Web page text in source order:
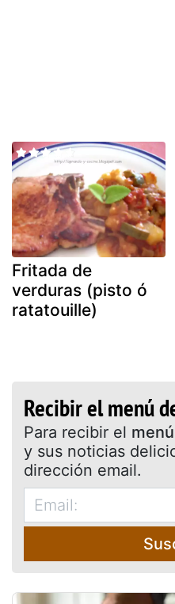
Fritada de
verduras (pisto ó
ratatouille)
Recibir el menú
Para recibir el
y sus noticias
dirección email.